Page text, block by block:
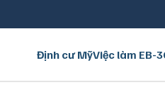
Định cư MỹViệc làm EB-3